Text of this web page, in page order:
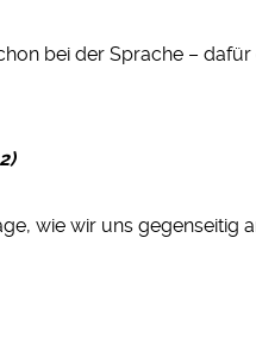
bei der Sprache –
wie wir uns gegenseitig